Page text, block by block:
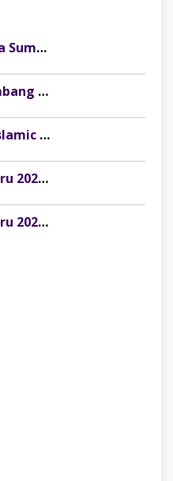
Lowongan Kerja PT Etika Sumber Alam Posisi Finance & Tax Staff, Fresh Graduate Dipersilakan Melamar
Loker HRD Officer Palembang di Pesona Musi, Fresh Graduate Dipersilakan Melamar
Lowongan Kerja Royal Islamic School Palembang: Staff Keuangan & Front Office
Loker Palembang Terbaru 2026 Customer Service Marketing Klinik Rumah Cantik
Loker Palembang Terbaru 2026 Captain / Supervisor Resto Pempek Mama Musi